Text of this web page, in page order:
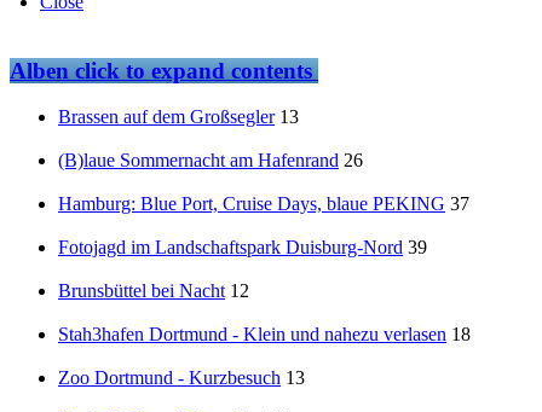
Albenclick to expand contents
Brassen auf dem Großsegler 13
(B)laue Sommernacht am Hafenrand 26
Hamburg: Blue Port, Cruise Days, blaue PEKING 37
Fotojagd im Landschaftspark Duisburg-Nord 39
Brunsbüttel bei Nacht 12
Stah3hafen Dortmund - Klein und nahezu verlasen 18
Zoo Dortmund - Kurzbesuch 13